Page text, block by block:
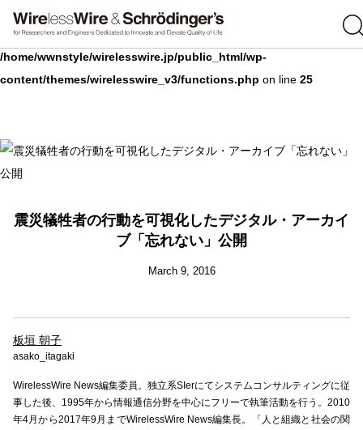
Warning: Undefined array key 0 in
/home/wwnstyle/wirelesswire.jp/public_html/wp-
content/themes/wirelesswire_v3/functions.php on line 25
震災犠牲者の行動を可視化したデジタル・アーカイ
ブ「忘れない」公開
March 9, 2016
板垣 朝子
asako_itagaki
WirelessWire News編集委員。独立系SIerにてシステムコンサルティングに従
事した後、1995年から情報通信分野を中心にフリーで執筆活動を行う。2010
年4月から2017年9月までWirelessWire News編集長。「人と組織と社会の関